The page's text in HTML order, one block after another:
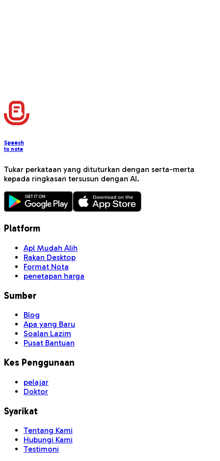
Speech
to note
Tukar perkataan yang dituturkan dengan serta-merta
kepada ringkasan tersusun dengan AI.
Platform
Apl Mudah Alih
Rakan Desktop
Format Nota
penetapan harga
Sumber
Blog
Apa yang Baru
Soalan Lazim
Pusat Bantuan
Kes Penggunaan
pelajar
Doktor
Syarikat
Tentang Kami
Hubungi Kami
Testimoni